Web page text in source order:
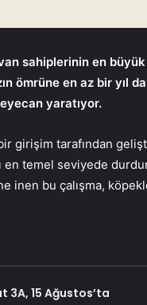
sahiplerinin en
ömrüne en az bir
yaratıyor.
girişim tarafından
en temel seviyede
inen bu çalışma,
3A, 15 Ağustos’ta